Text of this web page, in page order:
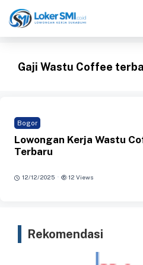
ke
Gaji Wastu Coffee
Bogor
Lowongan Kerja Wastu
Terbaru
12/12/2025 · 12 Views
Rekomendasi